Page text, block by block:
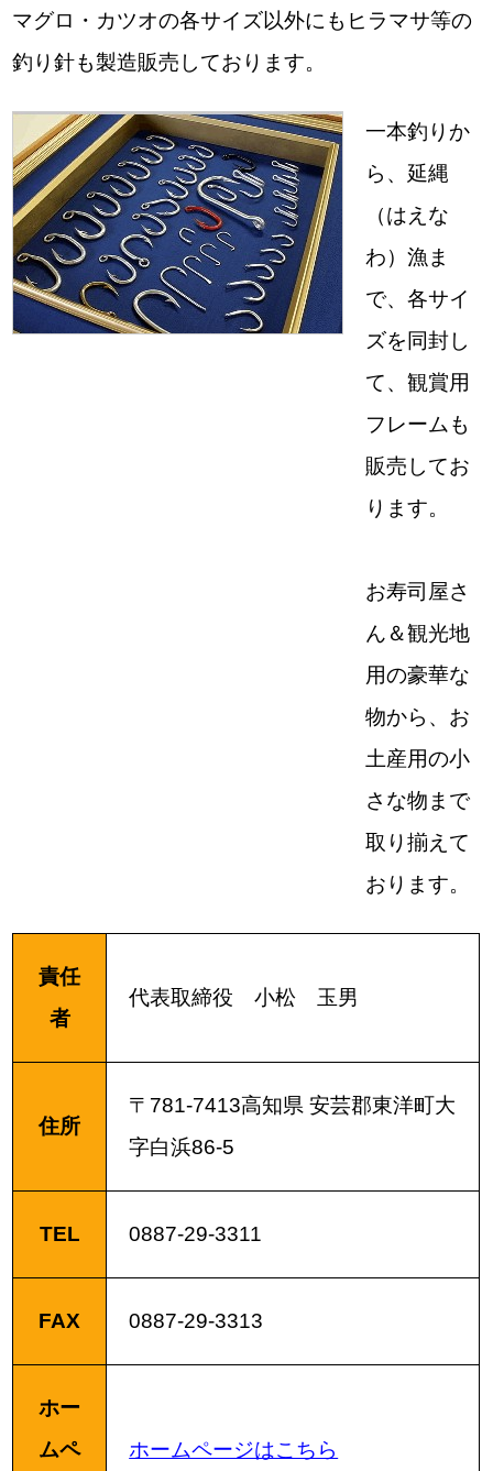
マグロ・カツオの各サイズ以外にもヒラマサ等の
釣り針も製造販売しております。
一本釣りか
ら、延縄
（はえな
わ）漁ま
で、各サイ
ズを同封し
て、観賞用
フレームも
販売してお
ります。
お寿司屋さ
ん＆観光地
用の豪華な
物から、お
土産用の小
さな物まで
取り揃えて
おります。
責任
者
代表取締役 小松 玉男
住所
〒781-7413高知県 安芸郡東洋町大
字白浜86-5
TEL 0887-29-3311
FAX 0887-29-3313
ホー
ムペ
ホームページはこちら